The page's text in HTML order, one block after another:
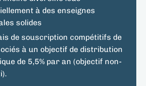
à des enseignes
solides
de souscription compétitifs de
à un objectif de distribution
de 5,5% par an (objectif non-